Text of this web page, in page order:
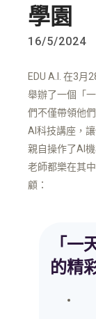
學園
16/5/2024
EDU A.I. 在3月
舉辦了一個「
們不僅帶領他
AI科技講座，
親自操作了AI
老師都樂在其
顧：
「一
的精